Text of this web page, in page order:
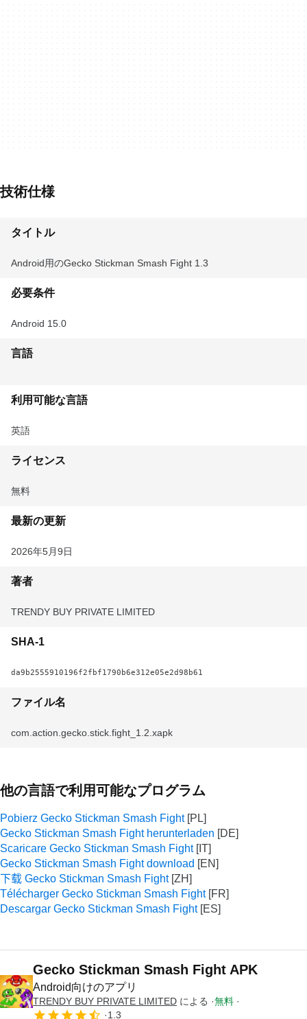
技術仕様
タイトル
Android用のGecko Stickman Smash Fight 1.3
必要条件
Android 15.0
言語
利用可能な言語
英語
ライセンス
無料
最新の更新
2026年5月9日
著者
TRENDY BUY PRIVATE LIMITED
SHA-1
da9b2555910196f2fbf1790b6e312e05e2d98b61
ファイル名
com.action.gecko.stick.fight_1.2.xapk
他の言語で利用可能なプログラム
Pobierz Gecko Stickman Smash Fight
Gecko Stickman Smash Fight herunterladen
Scaricare Gecko Stickman Smash Fight
Gecko Stickman Smash Fight download
下载 Gecko Stickman Smash Fight
Télécharger Gecko Stickman Smash Fight
Descargar Gecko Stickman Smash Fight
Gecko Stickman Smash Fight APK
Android向けのアプリ
TRENDY BUY PRIVATE LIMITED による
無料
1.3